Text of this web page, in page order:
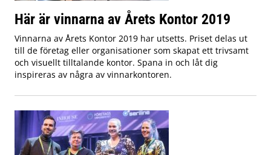
Här är vinnarna av Årets Kontor 2019
Vinnarna av Årets Kontor 2019 har utsetts. Priset delas ut
till de företag eller organisationer som skapat ett trivsamt
och visuellt tilltalande kontor. Spana in och låt dig
inspireras av några av vinnarkontoren.